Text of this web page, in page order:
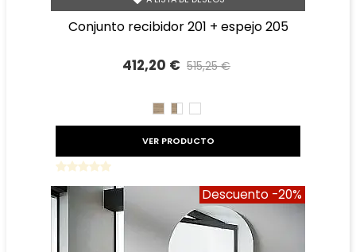
conjunto recibidor 201 + espejo 205
412,20 € 515,25 €
CAMBRIAN
CAMBRIAN/BLANCO
BLANCO
VER PRODUCTO
Descuento -20%